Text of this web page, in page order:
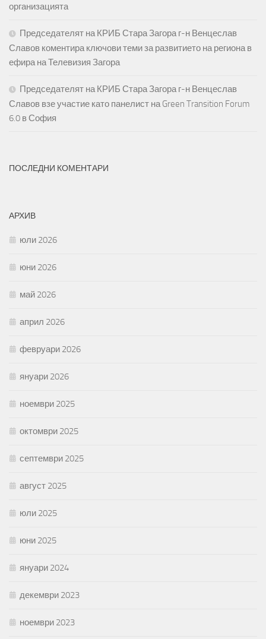
организацията
Председателят на КРИБ Стара Загора г-н Венцеслав
Славов коментира ключови теми за развитието на региона в
ефира на Телевизия Загора
Председателят на КРИБ Стара Загора г-н Венцеслав
Славов взе участие като панелист на Green Transition Forum
6.0 в София
ПОСЛЕДНИ КОМЕНТАРИ
АРХИВ
юли 2026
юни 2026
май 2026
април 2026
февруари 2026
януари 2026
ноември 2025
октомври 2025
септември 2025
август 2025
юли 2025
юни 2025
януари 2024
декември 2023
ноември 2023